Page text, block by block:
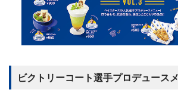
ビクトリーコート選手プロデュース